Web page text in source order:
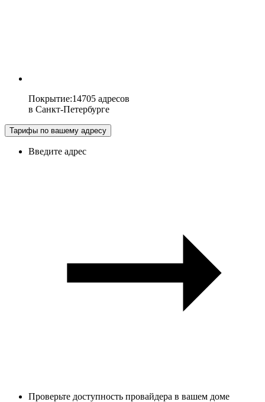
Покрытие:14705 адресов
в Санкт-Петербурге
Тарифы по вашему адресу
Введите адрес
Проверьте доступность провайдера в вашем доме